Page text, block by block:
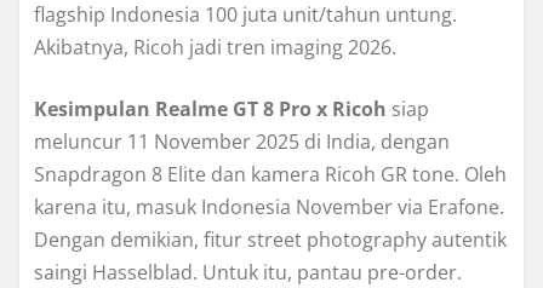
flagship Indonesia 100 juta unit/tahun untung.
Akibatnya, Ricoh jadi tren imaging 2026.
Kesimpulan Realme GT 8 Pro x Ricoh siap
meluncur 11 November 2025 di India, dengan
Snapdragon 8 Elite dan kamera Ricoh GR tone. Oleh
karena itu, masuk Indonesia November via Erafone.
Dengan demikian, fitur street photography autentik
saingi Hasselblad. Untuk itu, pantau pre-order.